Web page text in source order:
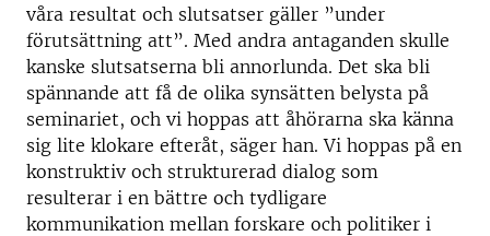
våra resultat och slutsatser gäller ”under
förutsättning att”. Med andra antaganden skulle
kanske slutsatserna bli annorlunda. Det ska bli
spännande att få de olika synsätten belysta på
seminariet, och vi hoppas att åhörarna ska känna
sig lite klokare efteråt, säger han. Vi hoppas på en
konstruktiv och strukturerad dialog som
resulterar i en bättre och tydligare
kommunikation mellan forskare och politiker i